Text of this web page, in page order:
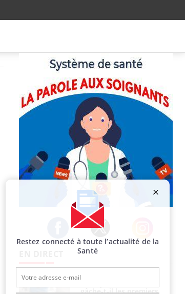
Facebook Twitter Instagram
gâche-t-il les premiers
de protéines pourrait
Restez connecté à toute l’actualité de la
Santé